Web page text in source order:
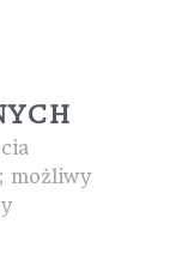
możliwy